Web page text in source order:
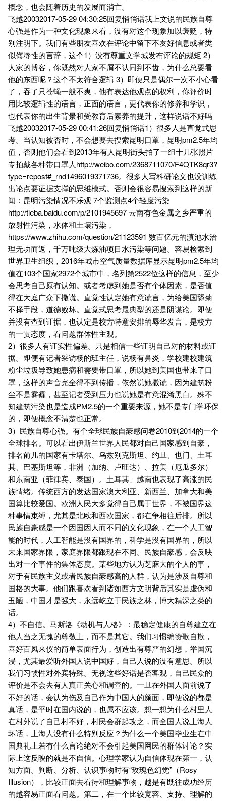
概念，也会随着历史的发展而消亡。
飞越20032017-05-29 04:30:25回复悄悄话我上文说的民族自尊
心强是作为一种文化现象来看，没有对这个现象加以褒贬，特
别注明下。我们有些朋友喜欢在评论中留下不友好信息或者类
似侮辱性的言辞，这个1）没有尊重文学城发布评论的规矩 2）
人家的博客，你既然对人家不屑不认同到不齿，为什么总要看
他的东西呢？这个不太符合逻辑 3）即便只是偶尔一次不小心看
了，吞了只苍蝇一般不爽，他有表达他观点的权利，你评价时
用比较逻辑性的语言，正面的语言，更代表你的修养和学识，
也代表你的出生背景和受教育后素养的提升，这样说话不好吗
飞越20032017-05-29 00:41:26回复悄悄话1）很多人是直觉式思
考。当认知被否时，不会想要去搜索昆明口罩，昆明pm2.5年均
值，否则他们会看到2013年有人昆明街头拍了一组十几张照片
专拍戴各种带口罩人http://weibo.com/2368711070/F4QTK8qr3?
type=repost#_rnd1496019371736。很多人写科研论文也没训练
出论点要证据支撑的思维模式。否则会很容易搜索到这样的新
闻：昆明污染情况不乐观 7个监测点4个轻度污染
http://tieba.baidu.com/p/2101945697 云南有色金属之乡严重的
放射性污染，水体和土壤污染，
https://www.zhihu.com/question/21123591 数百亿元的滇池水治
理无功而返，千万吨级大炼油项目水污染等问题。容易检索到
世界卫生组织，2016年城市空气质量数据库显示昆明pm2.5年均
值在103个国家2972个城市中，名列第2522位这样的信息，至少
会思考自己原有认知。或者考虑到她是否有个体因素，是否值
得在大庭广众下撒谎。直觉性认定她有意谎言，为给美国舔菊
不择手段，道德败坏。直觉式思考最典型的还是阴谋论。即便
并没有查到证据，也认定是校方特意安排的辱华发言，是校方
的一贯态度，看问题群体性主观。
2）很多人有证实性偏差。只是相信一些证明自己对的材料或证
据。即便有记者采访杨的班主任，说杨有鼻炎，学校建校建筑
粉尘垃圾导致她患病和需要带口罩，所以她到美国也带来了口
罩，这样的声音完全得不到传播，依然说她撒谎，因为建筑粉
尘不是雾霾，甚至记者受到压力也说她是有意混淆黑白。殊不
知建筑污染也是造成PM2.5的一个重要来源，她不是专门学环保
的，即便概念不清楚也正常。
3）民族自尊心强。有个全球民族自豪感问卷2010到2014的一个
全球排名。可以看出伊斯兰世界人民都对自己国家感到自豪，
排名前几的国家有卡塔尔、乌兹别克斯坦、约旦、也门、土耳
其、巴基斯坦等，非洲（加纳、卢旺达）、拉美（厄瓜多尔）
和东南亚（菲律宾、泰国）。土耳其、越南也表现了高涨的民
族情绪。传统西方的发达国家澳大利亚、新西兰、加拿大和美
国算比较爱国。欧洲人民大多觉得自己属于世界，不被国界这
种事情束缚，尤其是北欧和西欧国家，都在争相往后排。所以
民族自豪感是一个因国因人而不同的文化现象，在一个人工智
能的时代，人工智能是没有国界的，科学是没有国界的，所以
未来国家界限，家庭界限都跟现在不同。民族自豪感，会反映
出对一个事件的集体态度。某些地方认为芝麻大的个人的事，
对于有民族主义或者民族自豪感高的人群，认为是涉及自尊和
国格的大事。他们跟喜欢看到诸如西方文明背后其实是虚伪和
丑陋，中国才是强大，永远屹立于民族之林，博大精深之类的
话。
4）不自信。马斯洛《动机与人格》：最稳定健康的自尊建立在
他人当之无愧的尊敬上，而不是其它。我们习惯编赞歌自欺，
喜好百凤来仪的简单表面行为，创造出有尊严的幻想，举国沉
浸，尤其最爱听外国人说中国好，自己人说的没有意思。所以
我们习惯性对外宾特殊。无视这些好话是否客观，自己民众的
评价是不会去有人真正关心和调查的。一旦在外国人面前说了
不好的话，会认为伤及自己作为中国人的颜面，即便说的都是
真话，是平时在国内说的，也属不应该。想一想为什么村里人
在村外说了自己村不好，村民会群起攻之，而全国人说上海人
坏话，上海人没有什么特别反应？为什么一个美国毕业生在中
国典礼上若有什么言论绝对不会引起美国网民的群体讨论？实
际上这反映的就是不自信。心理学家认为自信体现在第一，认
知方面。判断、分析、认识事物时有“玫瑰色幻觉”（Rosy
Illusion），比较正面去看待和理解事物，越是有既往成功经历
的越容易正面看问题。第二，在一个比较宽容、支持、理解的